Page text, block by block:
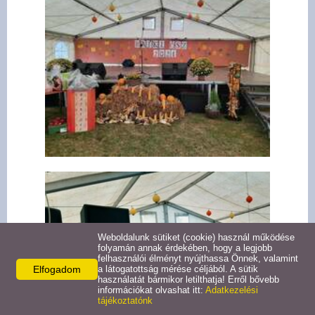
Pályázatok
Választási információk -
Felsőrajk
Választási információk -
Alsórajk
Közérdekű adatok -
Alsórajk
EFOP-1.5.2-16-2017-00008
Elfogadom
Weboldalunk sütiket (cookie) használ működése
folyamán annak érdekében, hogy a legjobb
felhasználói élményt nyújthassa Önnek, valamint
a látogatottság mérése céljából. A sütik
használatát bármikor letilthatja! Erről bővebb
információkat olvashat itt: Adatkezelési
tájékoztatónk